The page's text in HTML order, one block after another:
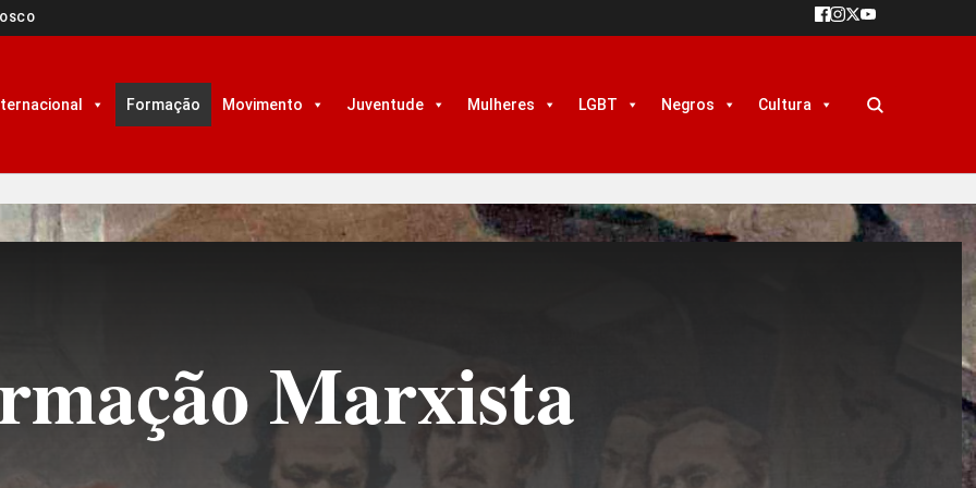
Formação Movimento Juventude Mulheres LGBT Negros Cultura
Marxista